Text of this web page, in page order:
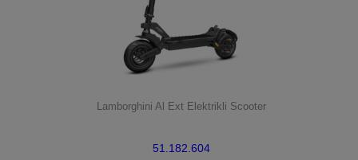
Lamborghini Al Ext Elektrikli Scooter
51.182.604